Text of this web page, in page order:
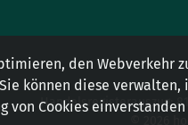
Handelsregisterauszug:
den Webverkehr
können diese verwalten,
von Cookies